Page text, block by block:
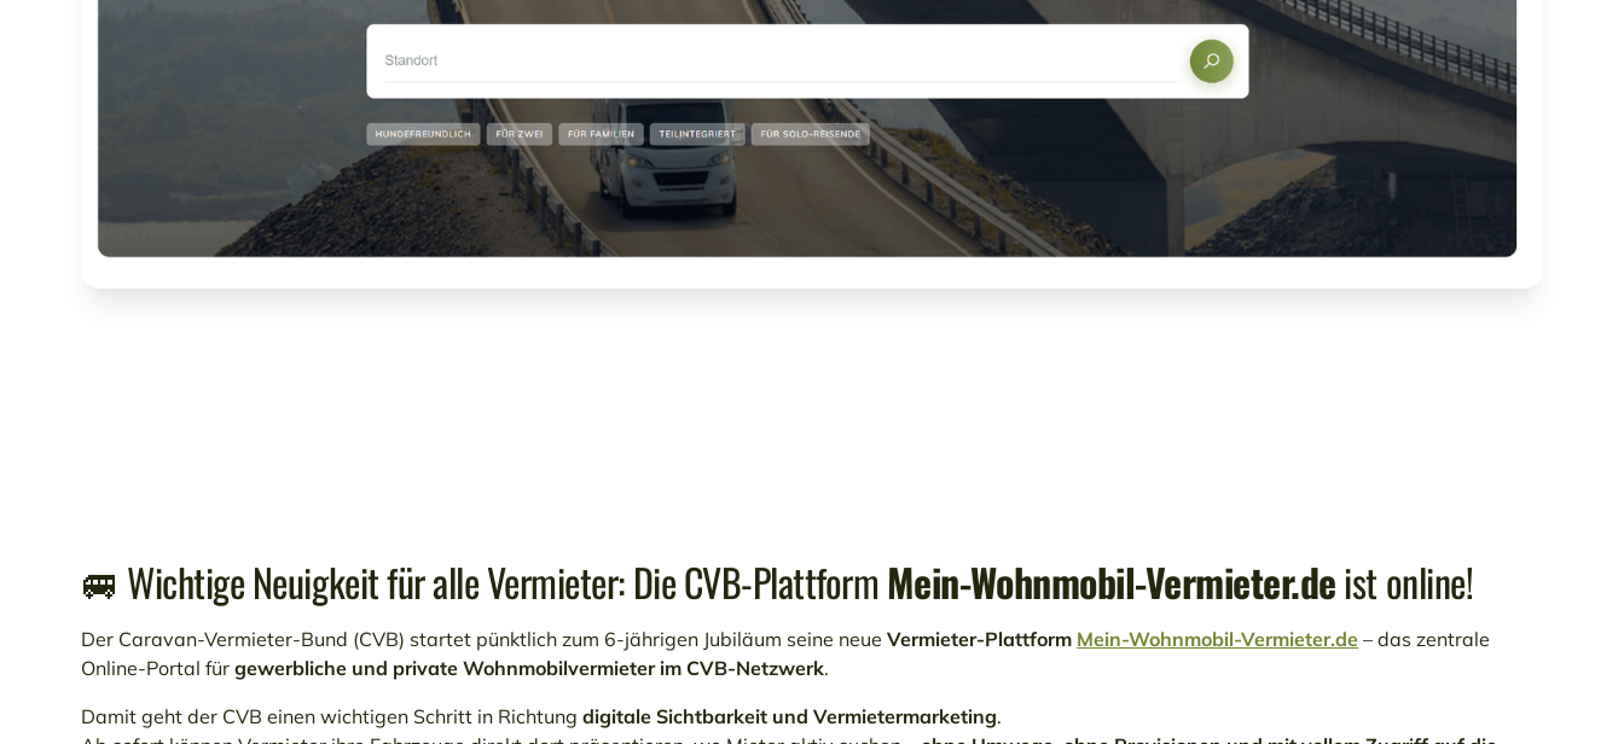
🚐 Wichtige Neuigkeit für alle Vermieter: Die CVB-PlattformMein-Wohnmobil-Vermieter.deist online!
Der Caravan-Vermieter-Bund (CVB) startet pünktlich zum 6-jährigen Jubiläum seine neueVermieter-Plattform Mein-Wohnmobil-Vermieter.de – das zentrale
Online-Portal fürgewerbliche und private Wohnmobilvermieter im CVB-Netzwerk.
Damit geht der CVB einen wichtigen Schritt in Richtungdigitale Sichtbarkeit und Vermietermarketing.